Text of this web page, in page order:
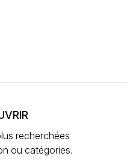
recherchées
ou catégories.